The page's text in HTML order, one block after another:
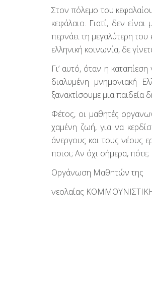
Στον πόλεμο του
κεφάλαιο. Γιατί, δεν
περνάει τη μεγαλύτερη
ελληνική κοινωνία, δε
Γι’ αυτό, όταν η
διαλυμένη μνημονιακή
ξανακτίσουμε μια παιδεία
Φέτος, οι μαθητές
χαμένη ζωή, για να
άνεργους και τους νέους
ποιοι; Αν όχι σήμερα, πότε;
Οργάνωση Μαθητών της
νεολαίας